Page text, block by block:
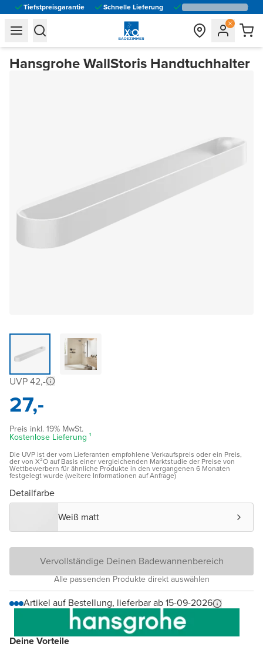
Tiefstpreisgarantie Schnelle Lieferung
general.navigation.toggle_menu.label
general.navigation.toggle_menu.label
Hansgrohe WallStoris Handtuchhalter
Deine Vorteile
UVP 42,-
27,-
Preis inkl. 19% MwSt.
Kostenlose Lieferung ¹
Die UVP ist der vom Lieferanten empfohlene Verkaufspreis oder ein Preis,
der von X²O auf Basis einer vergleichenden Marktstudie der Preise von
Wettbewerbern für ähnliche Produkte in den vergangenen 6 Monaten
festgelegt wurde (weitere Informationen auf Anfrage)
Detailfarbe
Weiß matt
Vervollständige Deinen Badewannenbereich
Alle passenden Produkte direkt auswählen
Artikel auf Bestellung, lieferbar ab 15-09-2026